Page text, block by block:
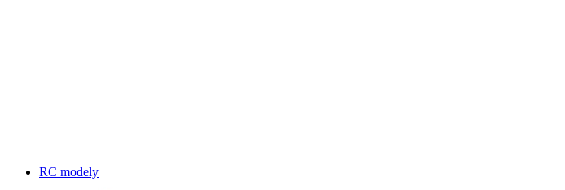
RC modely